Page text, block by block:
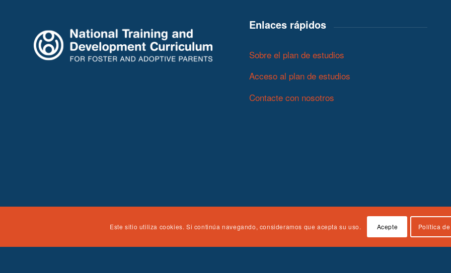
Enlaces rápidos
Sobre el plan de estudios
Acceso al plan de estudios
Contacte con nosotros
El NTDC ha sido financiado por la Children's Bureau, Administration on Children, Youth and Families, Administration for Children
Este sitio utiliza cookies. Si continúa navegando, consideramos que acepta su uso. Acepte Política